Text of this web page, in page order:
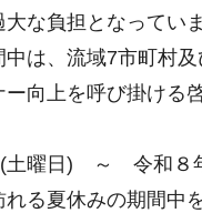
な負担となっていま
中は、流域7市町村
向上を呼び掛ける
(土曜日) ～ 令和８
れる夏休みの期間中